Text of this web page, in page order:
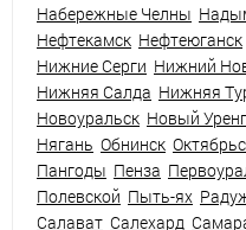
Набережные Челны
Нефтекамск Нефтеюганск
Нижние Серги Нижний
Нижняя Салда Нижняя
Новоуральск Новый
Нягань Обнинск
Пангоды Пенза
Полевской Пыть-ях
Салават Салехард